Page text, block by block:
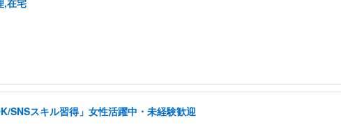
SNSスキル習得」女性活躍中・未経験歓迎